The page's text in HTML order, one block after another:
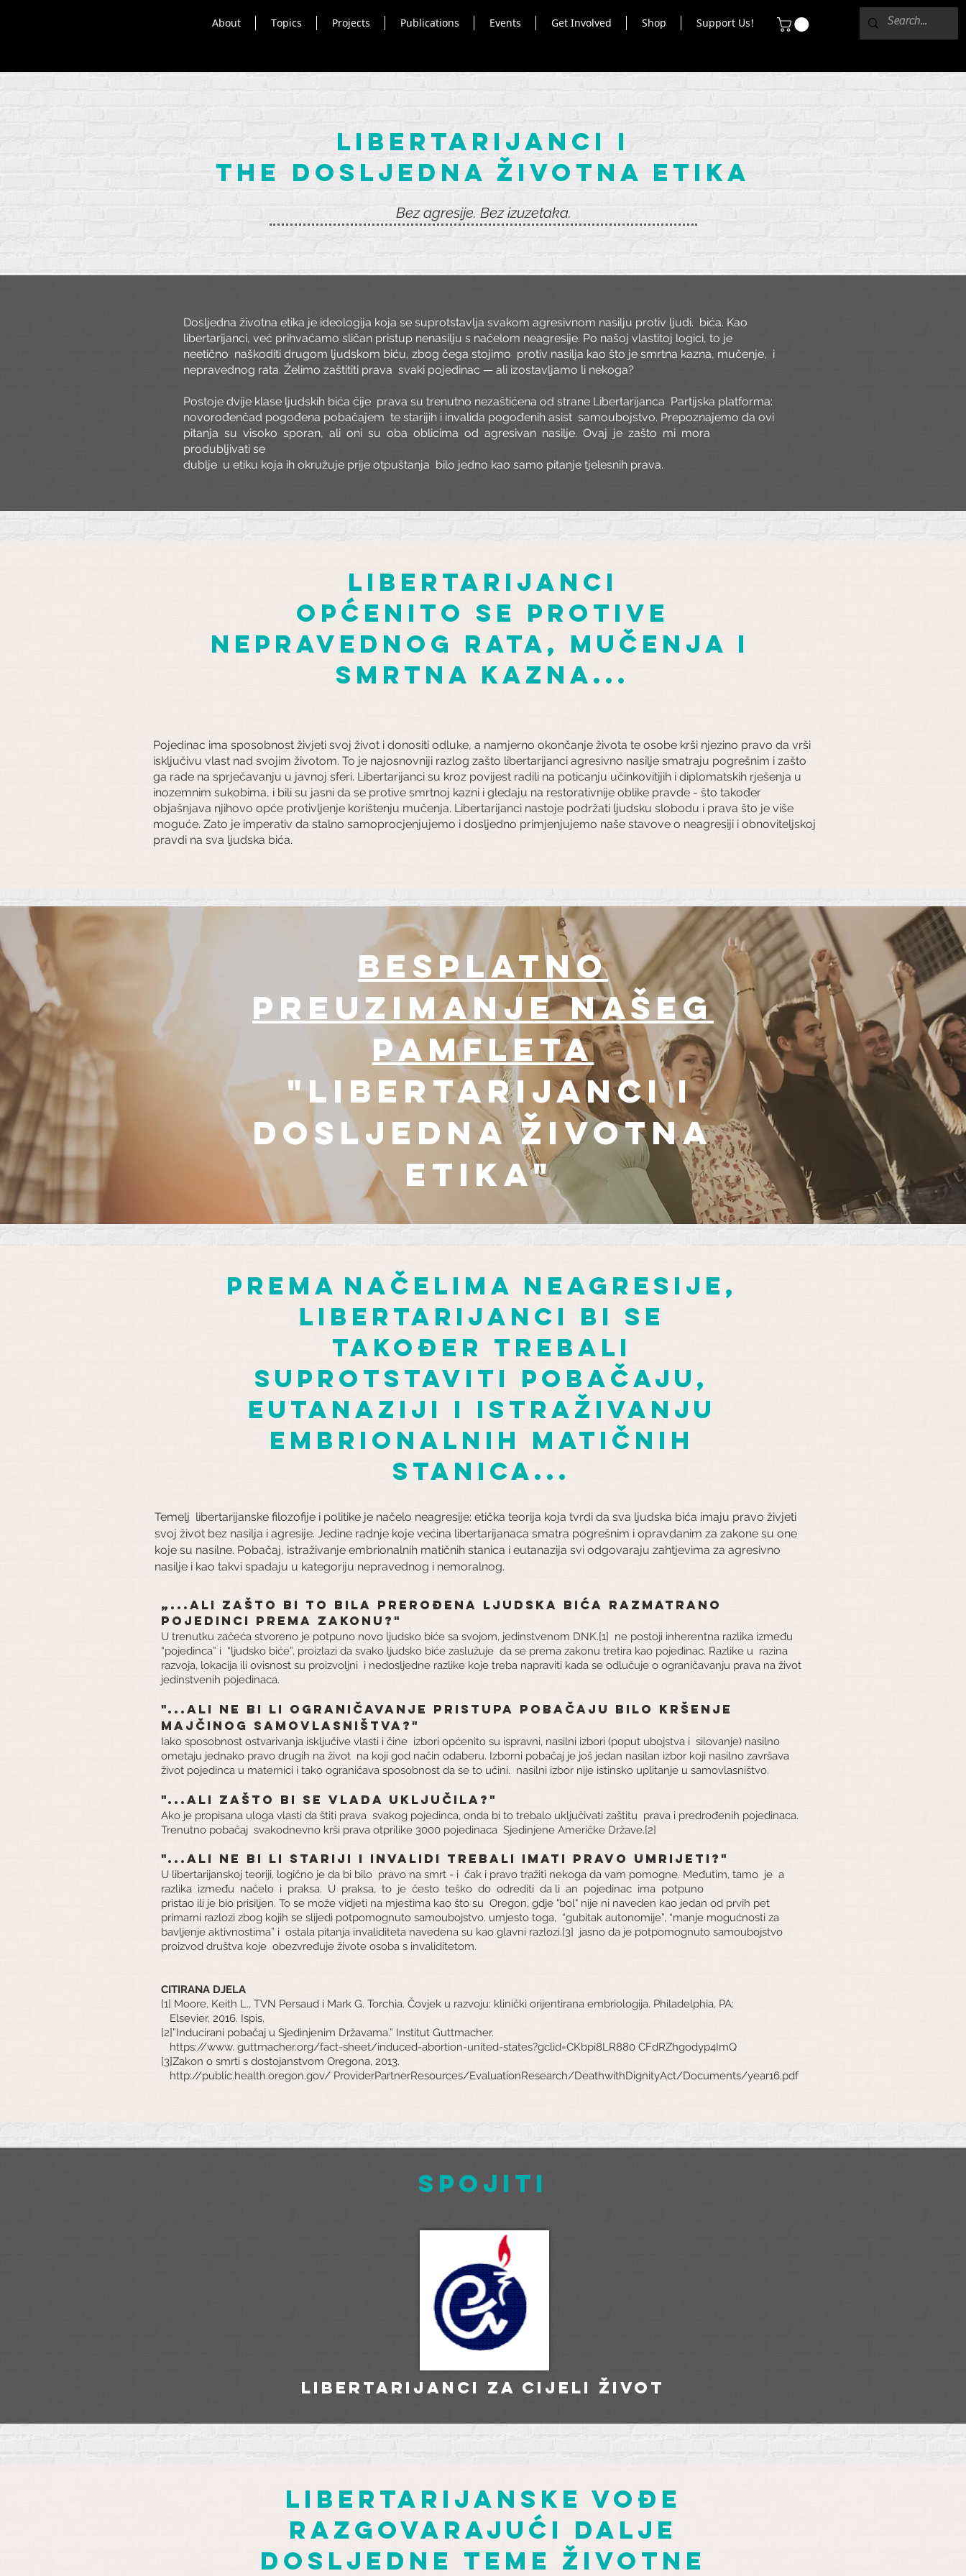
About Topics Projects Publications Events Get Involved Shop Support Us!
libertarijanci i
the
Dosljedna životna etika
Bez agresije. Bez izuzetaka.
Dosljedna životna etika je ideologija koja se suprotstavlja svakom agresivnom nasilju protiv ljudi. bića. Kao
libertarijanci, već prihvaćamo sličan pristup nenasilju s načelom neagresije. Po našoj vlastitoj logici, to je
neetično naškoditi drugom ljudskom biću, zbog čega stojimo protiv nasilja kao što je smrtna kazna, mučenje, i
nepravednog rata. Želimo zaštititi prava svaki pojedinac — ali izostavljamo li nekoga?
Postoje dvije klase ljudskih bića čije prava su trenutno nezaštićena od strane Libertarijanca Partijska platforma:
novorođenčad pogođena pobačajem te starijih i invalida pogođenih asist samoubojstvo. Prepoznajemo da ovi
pitanja su visoko sporan, ali oni su oba oblicima od agresivan nasilje. Ovaj je zašto mi mora
produbljivati se
dublje u etiku koja ih okružuje prije otpuštanja bilo jedno kao samo pitanje tjelesnih prava.
libertarijanci
općenito se protive
nepravednog rata, mučenja i
Smrtna kazna...
Pojedinac ima sposobnost živjeti svoj život i donositi odluke, a namjerno okončanje života te osobe krši njezino pravo da vrši
isključivu vlast nad svojim životom. To je najosnovniji razlog zašto libertarijanci agresivno nasilje smatraju pogrešnim i zašto
ga rade na sprječavanju u javnoj sferi. Libertarijanci su kroz povijest radili na poticanju učinkovitijih i diplomatskih rješenja u
inozemnim sukobima, i bili su jasni da se protive smrtnoj kazni i gledaju na restorativnije oblike pravde - što također
objašnjava njihovo opće protivljenje korištenju mučenja. Libertarijanci nastoje podržati ljudsku slobodu i prava što je više
moguće. Zato je imperativ da stalno samoprocjenjujemo i dosljedno primjenjujemo naše stavove o neagresiji i obnoviteljskoj
pravdi na sva ljudska bića.
besplatno
preuzimanje našeg
pamfleta
"libertarijanci i
dosljedna životna
etika"
prema načelima neagresije,
libertarijanci bi se
također trebali
suprotstaviti pobačaju,
eutanaziji i istraživanju
embrionalnih matičnih
stanica...
Temelj libertarijanske filozofije i politike je načelo neagresije: etička teorija koja tvrdi da sva ljudska bića imaju pravo živjeti
svoj život bez nasilja i agresije. Jedine radnje koje većina libertarijanaca smatra pogrešnim i opravdanim za zakone su one
koje su nasilne. Pobačaj, istraživanje embrionalnih matičnih stanica i eutanazija svi odgovaraju zahtjevima za agresivno
nasilje i kao takvi spadaju u kategoriju nepravednog i nemoralnog.
„...ali zašto bi to bila prerođena ljudska bića razmatrano
pojedinci prema zakonu?"
U trenutku začeća stvoreno je potpuno novo ljudsko biće sa svojom, jedinstvenom DNK.[1] ne postoji inherentna razlika između
“pojedinca” i “ljudsko biće”, proizlazi da svako ljudsko biće zaslužuje da se prema zakonu tretira kao pojedinac. Razlike u razina
razvoja, lokacija ili ovisnost su proizvoljni i nedosljedne razlike koje treba napraviti kada se odlučuje o ograničavanju prava na život
jedinstvenih pojedinaca.
"...ali ne bi li ograničavanje pristupa pobačaju bilo kršenje
majčinog samovlasništva?"
Iako sposobnost ostvarivanja isključive vlasti i čine izbori općenito su ispravni, nasilni izbori (poput ubojstva i silovanje) nasilno
ometaju jednako pravo drugih na život na koji god način odaberu. Izborni pobačaj je još jedan nasilan izbor koji nasilno završava
život pojedinca u maternici i tako ograničava sposobnost da se to učini. nasilni izbor nije istinsko uplitanje u samovlasništvo.
"...ali zašto bi se vlada uključila?"
Ako je propisana uloga vlasti da štiti prava svakog pojedinca, onda bi to trebalo uključivati zaštitu prava i predrođenih pojedinaca.
Trenutno pobačaj svakodnevno krši prava otprilike 3000 pojedinaca Sjedinjene Američke Države.[2]
"...ali ne bi li stariji i invalidi trebali imati pravo umrijeti?"
U libertarijanskoj teoriji, logično je da bi bilo pravo na smrt - i čak i pravo tražiti nekoga da vam pomogne. Međutim, tamo je a
razlika između načelo i praksa. U praksa, to je često teško do odrediti da li an pojedinac ima potpuno
pristao ili je bio prisiljen. To se može vidjeti na mjestima kao što su Oregon, gdje "bol" nije ni naveden kao jedan od prvih pet
primarni razlozi zbog kojih se slijedi potpomognuto samoubojstvo. umjesto toga, “gubitak autonomije”, “manje mogućnosti za
bavljenje aktivnostima” i ostala pitanja invaliditeta navedena su kao glavni razlozi.[3] jasno da je potpomognuto samoubojstvo
proizvod društva koje obezvređuje živote osoba s invaliditetom.
CITIRANA DJELA
[1] Moore, Keith L., TVN Persaud i Mark G. Torchia. Čovjek u razvoju: klinički orijentirana embriologija. Philadelphia, PA:
Elsevier, 2016. Ispis.
[2]”Inducirani pobačaj u Sjedinjenim Državama.” Institut Guttmacher.
https://www. guttmacher.org/fact-sheet/induced-abortion-united-states?gclid=CKbpi8LR880 CFdRZhgodyp4ImQ
[3]Zakon o smrti s dostojanstvom Oregona, 2013.
http://public.health.oregon.gov/ ProviderPartnerResources/EvaluationResearch/DeathwithDignityAct/Documents/year16.pdf
Spojiti
libertarijanci za cijeli život
libertarijanske vođe
razgovarajući dalje
dosljedne teme životne